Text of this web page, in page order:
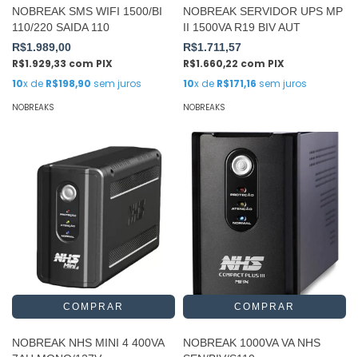
NOBREAK SMS WIFI 1500/BI
110/220 SAIDA 110
R$1.989,00
R$1.929,33 com PIX
10x de R$198,90 sem juros
NOBREAKS
NOBREAK SERVIDOR UPS MP
II 1500VA R19 BIV AUT
R$1.711,57
R$1.660,22 com PIX
10x de R$171,16 sem juros
NOBREAKS
NOBREAK NHS MINI 4 400VA
NOBREAK 1000VA VA NHS